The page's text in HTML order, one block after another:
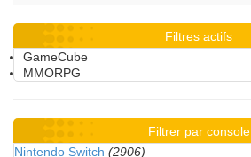
Filtres actifs
GameCube
MMORPG
Filtrer par console
Nintendo Switch (2906)